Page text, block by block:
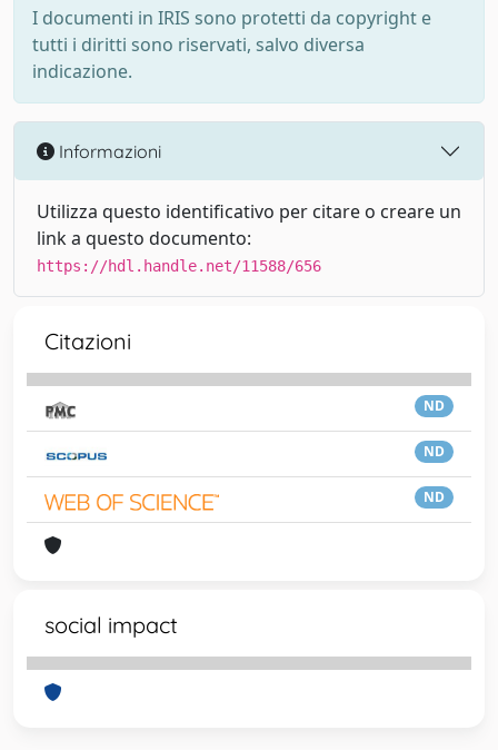
I documenti in IRIS sono protetti da copyright e
tutti i diritti sono riservati, salvo diversa
indicazione.
Informazioni
Utilizza questo identificativo per citare o creare un
link a questo documento:
https://hdl.handle.net/11588/656
Citazioni
ND
ND
ND
social impact